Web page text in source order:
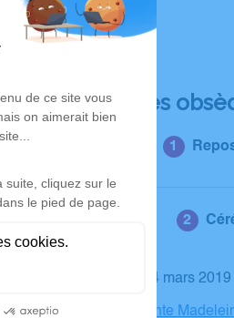
Déroulé des
Le jeudi 14 mars
Église Sainte